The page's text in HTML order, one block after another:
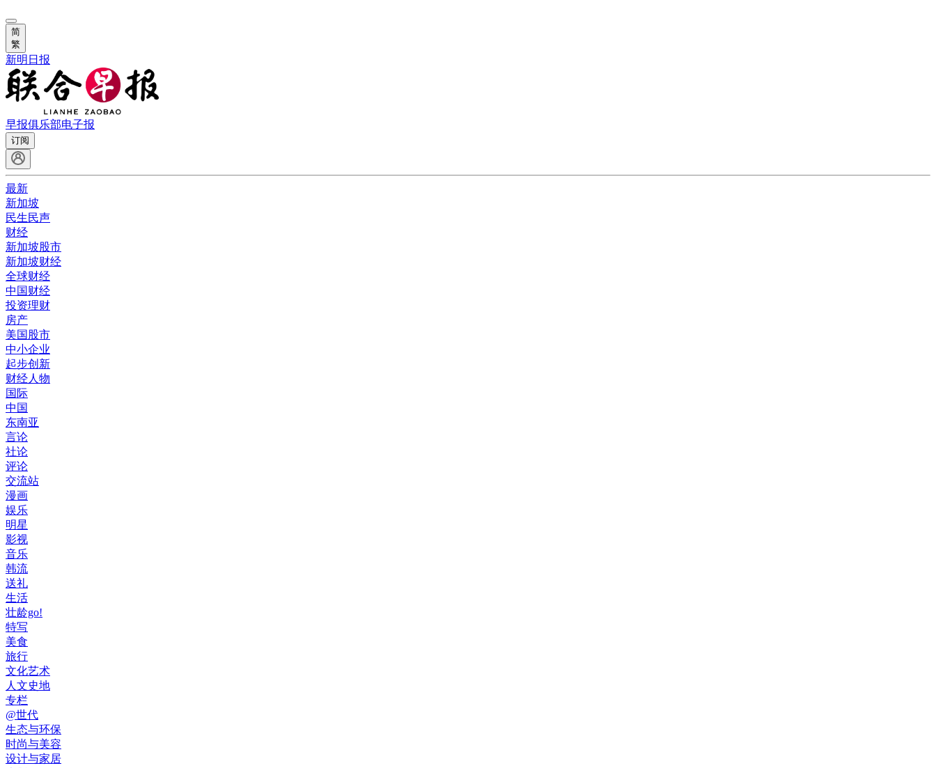
简
繁
新明日报
早报俱乐部电子报
订阅
最新
新加坡
民生民声
财经
新加坡股市
新加坡财经
全球财经
中国财经
投资理财
房产
美国股市
中小企业
起步创新
财经人物
国际
中国
东南亚
言论
社论
评论
交流站
漫画
娱乐
明星
影视
音乐
韩流
送礼
生活
壮龄go!
特写
美食
旅行
文化艺术
人文史地
专栏
@世代
生态与环保
时尚与美容
设计与家居